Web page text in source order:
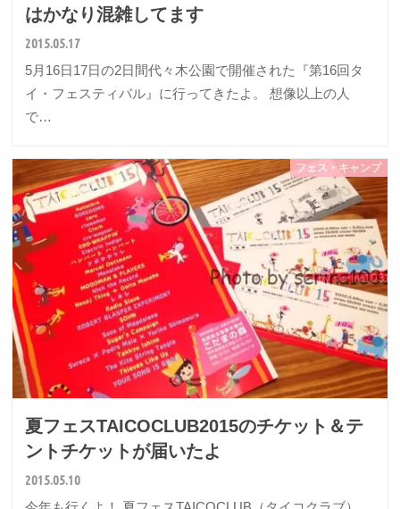
はかなり混雑してます
2015.05.17
5月16日17日の2日間代々木公園で開催された『第16回タ
イ・フェスティバル』に行ってきたよ。 想像以上の人
で…
フェス・キャンプ
夏フェスTAICOCLUB2015のチケット＆テ
ントチケットが届いたよ
2015.05.10